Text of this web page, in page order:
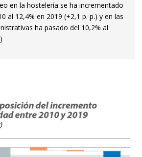
en la hostelería se ha incrementado
al 12,4% en 2019 (+2,1 p. p.) y en las
ha pasado del 10,2% al